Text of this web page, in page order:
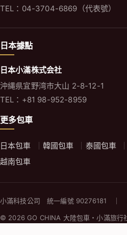
TEL：04-3704-6869（代表號）
日本據點
日本小滿株式会社
沖縄県宜野湾市大山 2-8-12-1
TEL：+81 98-952-8959
更多包車
日本包車 韓國包車 泰國包車
越南包車
小滿科技公司 統一編號 90276181 ｜
© 2026 GO CHINA 大陸包車・小滿旅行